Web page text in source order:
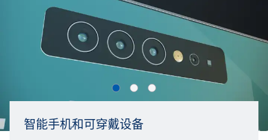
智能手机和可穿戴设备